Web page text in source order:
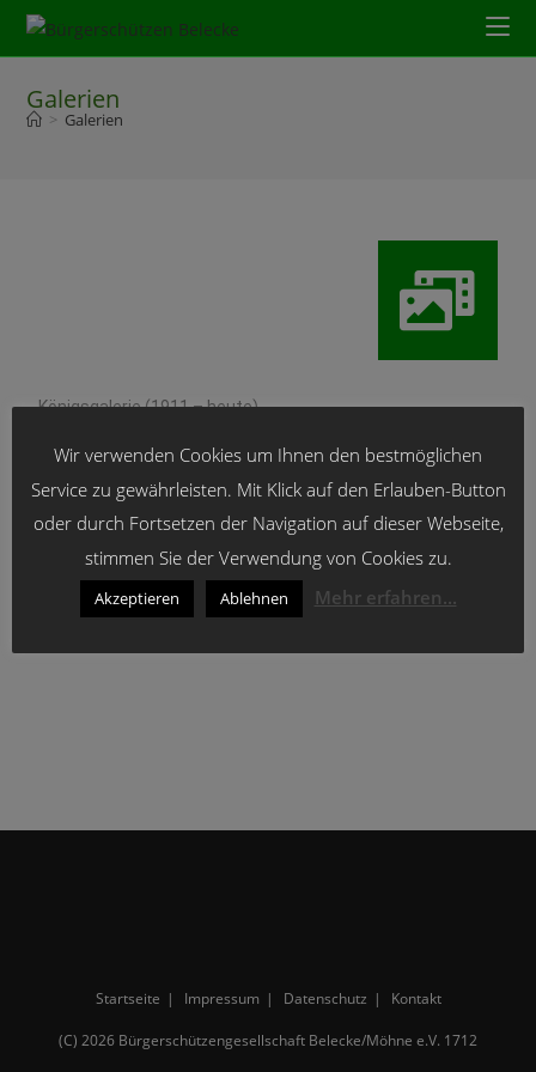
Galerien
> Galerien
Königsgalerie (1911 – heute)
Startseite Impressum Datenschutz Kontakt
(C) 2026 Bürgerschützengesellschaft Belecke/Möhne e.V. 1712
Wir verwenden Cookies um Ihnen den bestmöglichen
Service zu gewährleisten. Mit Klick auf den Erlauben-Button
oder durch Fortsetzen der Navigation auf dieser Webseite,
stimmen Sie der Verwendung von Cookies zu.
Akzeptieren Ablehnen Mehr erfahren...